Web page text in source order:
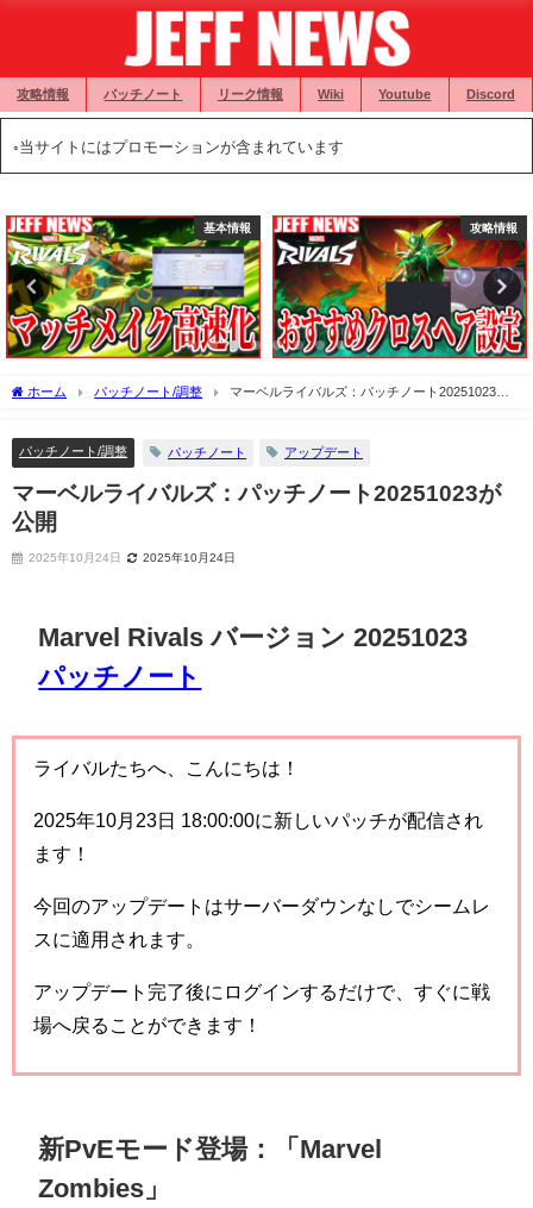
攻略情報 パッチノート リーク情報 Wiki Youtube Discord
◦当サイトにはプロモーションが含まれています
基本情報 攻略情報
ホーム パッチノート/調整
マーベルライバルズ：パッチノート20251023が
パッチノート/調整 パッチノート アップデート
マーベルライバルズ：パッチノート20251023が
公開
2025年10月24日 2025年10月24日
Marvel Rivals バージョン 20251023
パッチノート
ライバルたちへ、こんにちは！
2025年10月23日 18:00:00に新しいパッチが配信され
ます！
今回のアップデートはサーバーダウンなしでシームレ
スに適用されます。
アップデート完了後にログインするだけで、すぐに戦
場へ戻ることができます！
新PvEモード登場：「Marvel
Zombies」